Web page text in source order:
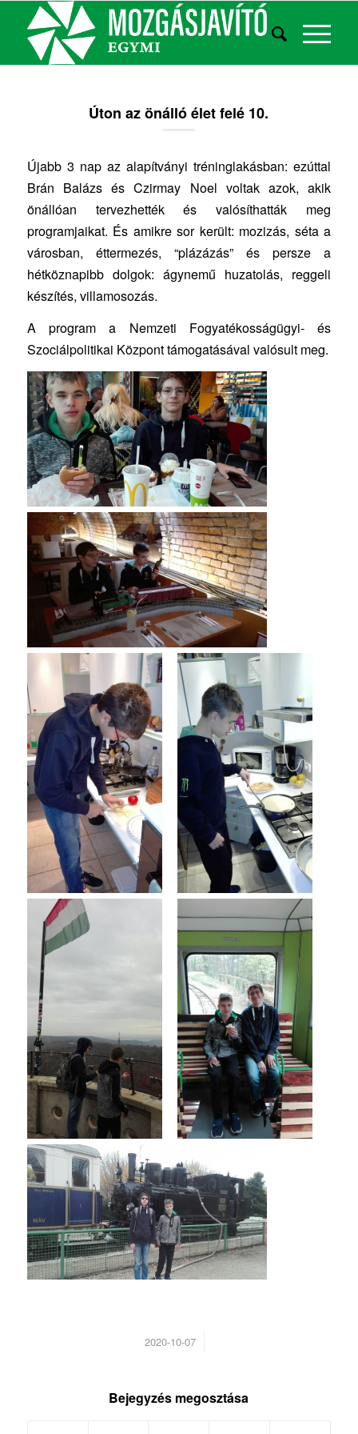
Úton az önálló élet felé 10.
Újabb 3 nap az alapítványi tréninglakásban: ezúttal
Brán Balázs és Czirmay Noel voltak azok, akik
önállóan tervezhették és valósíthatták meg
programjaikat. És amikre sor került: mozizás, séta a
városban, éttermezés, “plázázás” és persze a
hétköznapibb dolgok: ágynemű huzatolás, reggeli
készítés, villamosozás.
A program a Nemzeti Fogyatékosságügyi- és
Szociálpolitikai Központ támogatásával valósult meg.
2020-10-07
/
Bejegyzés megosztása